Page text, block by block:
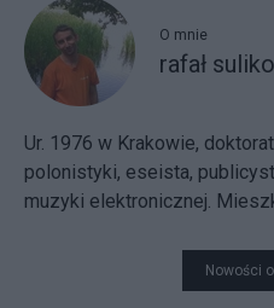
O mnie
rafał
Ur. 1976 w Krakowie,
polonistyki, eseista,
muzyki elektronicznej.
Nowości